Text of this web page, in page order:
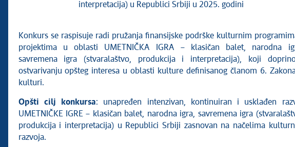
interpretacija) u Republici Srbiji u 2025. godini
Konkurs se raspisuje radi pružanja finansijske podrške kulturnim
projektima u oblasti UMETNIČKA IGRA – klasičan balet, narodna
savremena igra (stvaralaštvo, produkcija i interpretacija), koji
ostvarivanju opšteg interesa u oblasti kulture definisanog članom 6.
kulturi.
Opšti cilj konkursa: unapređen intenzivan, kontinuiran i usklađen
UMETNIČKE IGRE – klasičan balet, narodna igra, savremena igra
produkcija i interpretacija) u Republici Srbiji zasnovan na načelima
razvoja.